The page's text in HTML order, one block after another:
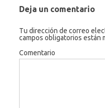
Deja un comentario
Tu dirección de correo
campos obligatorios están
Comentario